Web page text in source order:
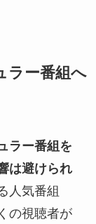
ラー番組へ
ラー番組を
は避けられ
人気番組
の視聴者が